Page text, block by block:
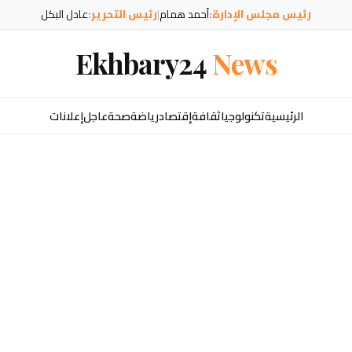
رئيس مجلس الإدارة:أحمد همام|رئيس التحرير:عادل البكل
Ekhbary24News
الرئيسيةتكنولوجياثقافةإقتصادرياضةصحةعاجلإعلانات